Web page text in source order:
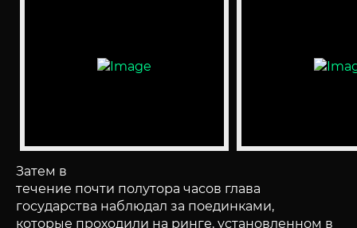
Затем в
течение почти полутора часов глава
государства наблюдал за поединками,
которые проходили на ринге, установленном в